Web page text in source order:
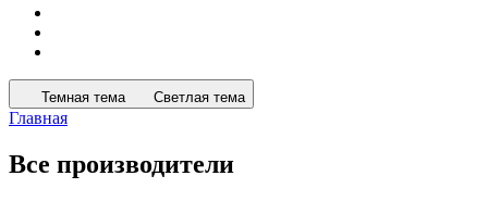
Темная тема Светлая тема
Главная
Все производители